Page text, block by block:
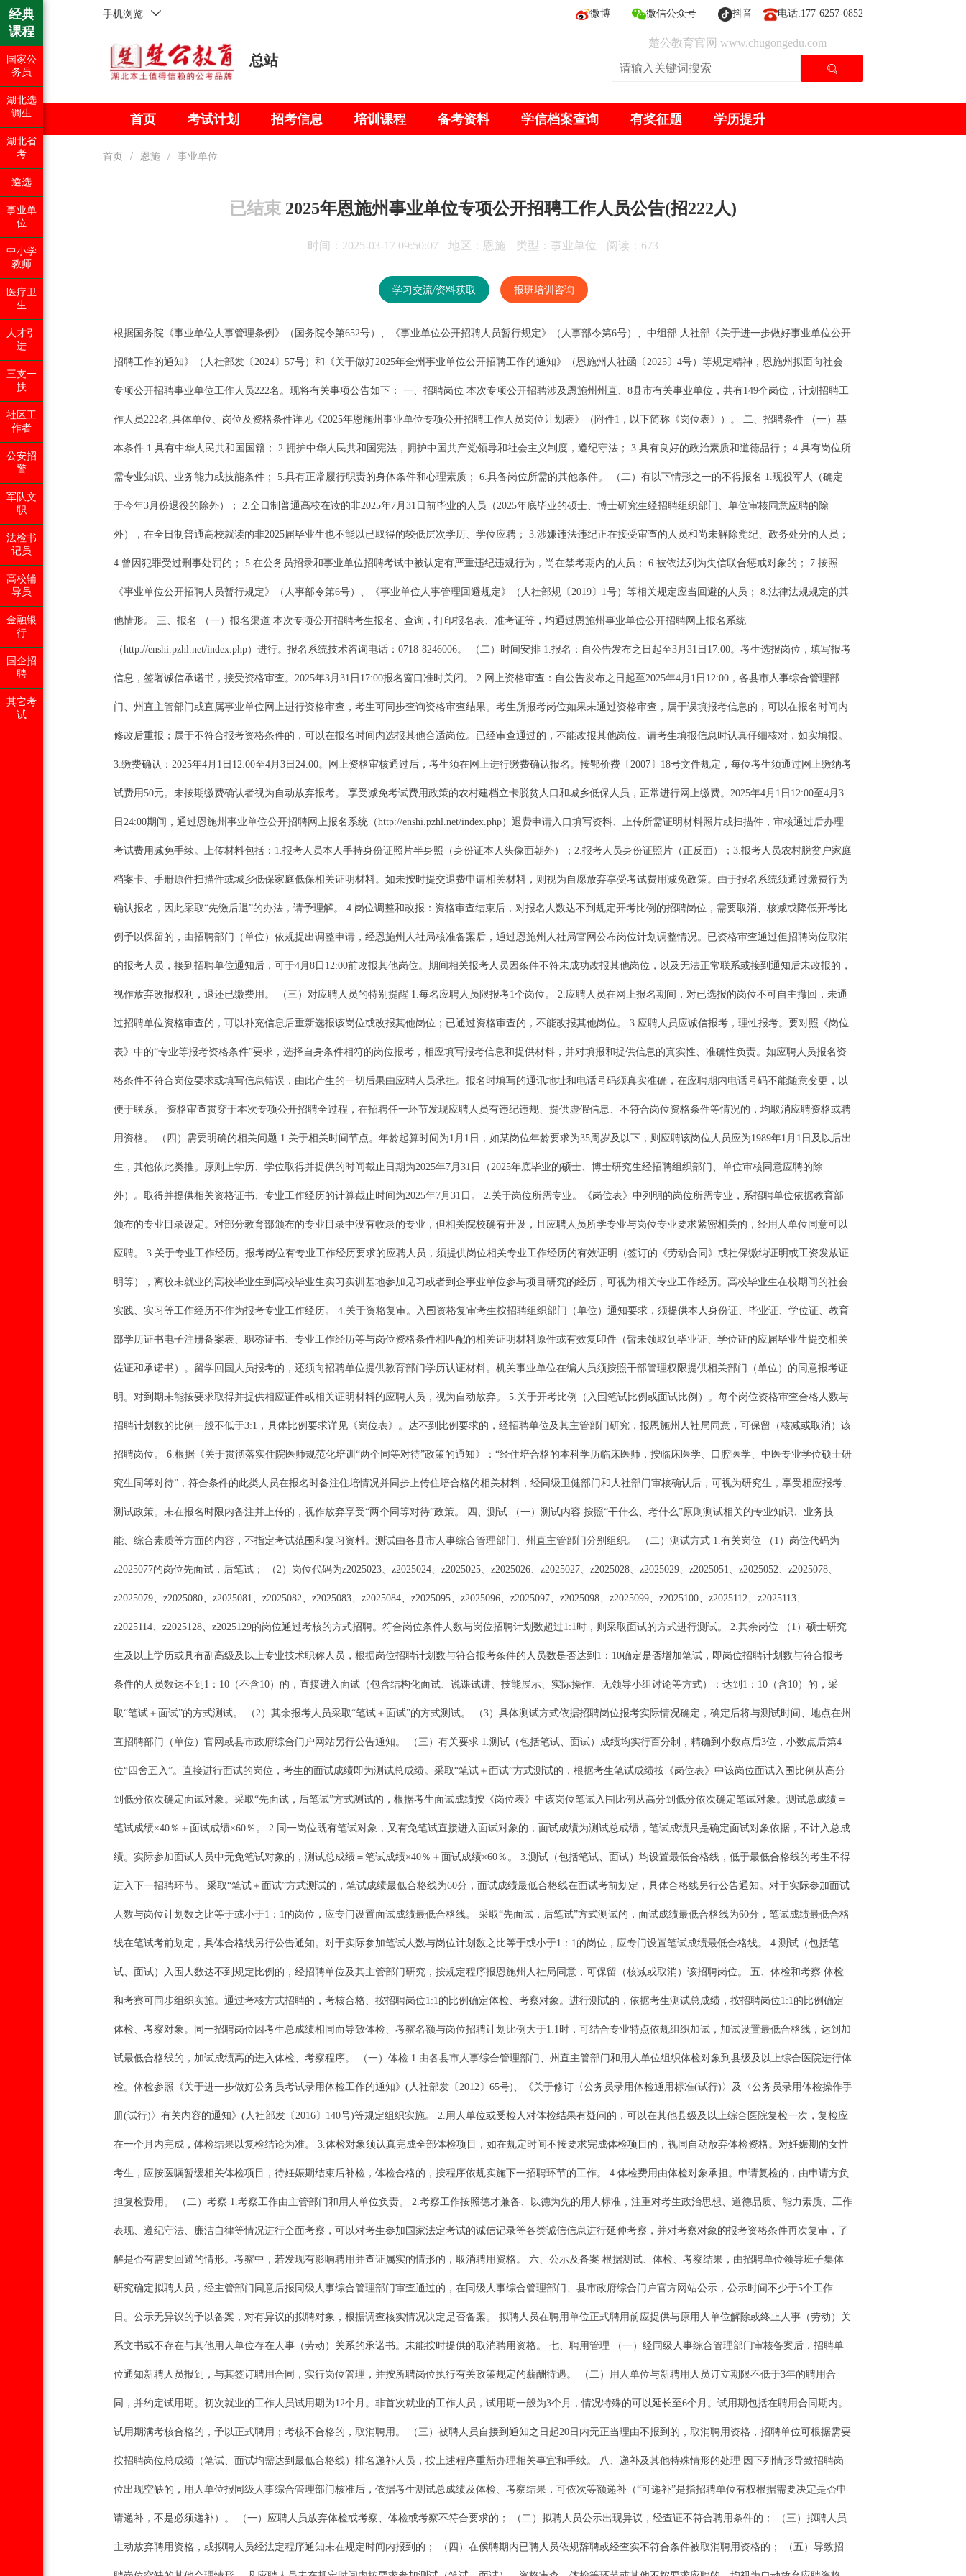
手机浏览 微博 微信公众号 抖音 电话:177-6257-0852
总站
楚公教育官网 www.chugongedu.com
首页 考试计划 招考信息 培训课程 备考资料 学信档案查询 有奖征题 学历提升
首页 / 恩施 / 事业单位
已结束 2025年恩施州事业单位专项公开招聘工作人员公告(招222人)
时间：2025-03-17 09:50:07 地区：恩施 类型：事业单位 阅读：673
学习交流/资料获取 报班培训咨询
根据国务院《事业单位人事管理条例》（国务院令第652号）、《事业单位公开招聘人员暂行规定》（人事部令第6号）、中组部 人社部《关于进一步做好事业单位公开
招聘工作的通知》（人社部发〔2024〕57号）和《关于做好2025年全州事业单位公开招聘工作的通知》（恩施州人社函〔2025〕4号）等规定精神，恩施州拟面向社会
专项公开招聘事业单位工作人员222名。现将有关事项公告如下： 一、招聘岗位 本次专项公开招聘涉及恩施州州直、8县市有关事业单位，共有149个岗位，计划招聘工
作人员222名,具体单位、岗位及资格条件详见《2025年恩施州事业单位专项公开招聘工作人员岗位计划表》（附件1，以下简称《岗位表》）。 二、招聘条件 （一）基
本条件 1.具有中华人民共和国国籍； 2.拥护中华人民共和国宪法，拥护中国共产党领导和社会主义制度，遵纪守法； 3.具有良好的政治素质和道德品行； 4.具有岗位所
需专业知识、业务能力或技能条件； 5.具有正常履行职责的身体条件和心理素质； 6.具备岗位所需的其他条件。 （二）有以下情形之一的不得报名 1.现役军人（确定
于今年3月份退役的除外）； 2.全日制普通高校在读的非2025年7月31日前毕业的人员（2025年底毕业的硕士、博士研究生经招聘组织部门、单位审核同意应聘的除
外），在全日制普通高校就读的非2025届毕业生也不能以已取得的较低层次学历、学位应聘； 3.涉嫌违法违纪正在接受审查的人员和尚未解除党纪、政务处分的人员；
4.曾因犯罪受过刑事处罚的； 5.在公务员招录和事业单位招聘考试中被认定有严重违纪违规行为，尚在禁考期内的人员； 6.被依法列为失信联合惩戒对象的； 7.按照
《事业单位公开招聘人员暂行规定》（人事部令第6号）、《事业单位人事管理回避规定》（人社部规〔2019〕1号）等相关规定应当回避的人员； 8.法律法规规定的其
他情形。 三、报名 （一）报名渠道 本次专项公开招聘考生报名、查询，打印报名表、准考证等，均通过恩施州事业单位公开招聘网上报名系统
（http://enshi.pzhl.net/index.php）进行。报名系统技术咨询电话：0718-8246006。 （二）时间安排 1.报名：自公告发布之日起至3月31日17:00。考生选报岗位，填写报考
信息，签署诚信承诺书，接受资格审查。2025年3月31日17:00报名窗口准时关闭。 2.网上资格审查：自公告发布之日起至2025年4月1日12:00，各县市人事综合管理部
门、州直主管部门或直属事业单位网上进行资格审查，考生可同步查询资格审查结果。考生所报考岗位如果未通过资格审查，属于误填报考信息的，可以在报名时间内
修改后重报；属于不符合报考资格条件的，可以在报名时间内选报其他合适岗位。已经审查通过的，不能改报其他岗位。请考生填报信息时认真仔细核对，如实填报。
3.缴费确认：2025年4月1日12:00至4月3日24:00。网上资格审核通过后，考生须在网上进行缴费确认报名。按鄂价费〔2007〕18号文件规定，每位考生须通过网上缴纳考
试费用50元。未按期缴费确认者视为自动放弃报考。 享受减免考试费用政策的农村建档立卡脱贫人口和城乡低保人员，正常进行网上缴费。2025年4月1日12:00至4月3
日24:00期间，通过恩施州事业单位公开招聘网上报名系统（http://enshi.pzhl.net/index.php）退费申请入口填写资料、上传所需证明材料照片或扫描件，审核通过后办理
考试费用减免手续。上传材料包括：1.报考人员本人手持身份证照片半身照（身份证本人头像面朝外）；2.报考人员身份证照片（正反面）；3.报考人员农村脱贫户家庭
档案卡、手册原件扫描件或城乡低保家庭低保相关证明材料。如未按时提交退费申请相关材料，则视为自愿放弃享受考试费用减免政策。由于报名系统须通过缴费行为
确认报名，因此采取“先缴后退”的办法，请予理解。 4.岗位调整和改报：资格审查结束后，对报名人数达不到规定开考比例的招聘岗位，需要取消、核减或降低开考比
例予以保留的，由招聘部门（单位）依规提出调整申请，经恩施州人社局核准备案后，通过恩施州人社局官网公布岗位计划调整情况。已资格审查通过但招聘岗位取消
的报考人员，接到招聘单位通知后，可于4月8日12:00前改报其他岗位。期间相关报考人员因条件不符未成功改报其他岗位，以及无法正常联系或接到通知后未改报的，
视作放弃改报权利，退还已缴费用。 （三）对应聘人员的特别提醒 1.每名应聘人员限报考1个岗位。 2.应聘人员在网上报名期间，对已选报的岗位不可自主撤回，未通
过招聘单位资格审查的，可以补充信息后重新选报该岗位或改报其他岗位；已通过资格审查的，不能改报其他岗位。 3.应聘人员应诚信报考，理性报考。要对照《岗位
表》中的“专业等报考资格条件”要求，选择自身条件相符的岗位报考，相应填写报考信息和提供材料，并对填报和提供信息的真实性、准确性负责。如应聘人员报名资
格条件不符合岗位要求或填写信息错误，由此产生的一切后果由应聘人员承担。报名时填写的通讯地址和电话号码须真实准确，在应聘期内电话号码不能随意变更，以
便于联系。 资格审查贯穿于本次专项公开招聘全过程，在招聘任一环节发现应聘人员有违纪违规、提供虚假信息、不符合岗位资格条件等情况的，均取消应聘资格或聘
用资格。 （四）需要明确的相关问题 1.关于相关时间节点。年龄起算时间为1月1日，如某岗位年龄要求为35周岁及以下，则应聘该岗位人员应为1989年1月1日及以后出
生，其他依此类推。原则上学历、学位取得并提供的时间截止日期为2025年7月31日（2025年底毕业的硕士、博士研究生经招聘组织部门、单位审核同意应聘的除
外）。取得并提供相关资格证书、专业工作经历的计算截止时间为2025年7月31日。 2.关于岗位所需专业。《岗位表》中列明的岗位所需专业，系招聘单位依据教育部
颁布的专业目录设定。对部分教育部颁布的专业目录中没有收录的专业，但相关院校确有开设，且应聘人员所学专业与岗位专业要求紧密相关的，经用人单位同意可以
应聘。 3.关于专业工作经历。报考岗位有专业工作经历要求的应聘人员，须提供岗位相关专业工作经历的有效证明（签订的《劳动合同》或社保缴纳证明或工资发放证
明等），离校未就业的高校毕业生到高校毕业生实习实训基地参加见习或者到企事业单位参与项目研究的经历，可视为相关专业工作经历。高校毕业生在校期间的社会
实践、实习等工作经历不作为报考专业工作经历。 4.关于资格复审。入围资格复审考生按招聘组织部门（单位）通知要求，须提供本人身份证、毕业证、学位证、教育
部学历证书电子注册备案表、职称证书、专业工作经历等与岗位资格条件相匹配的相关证明材料原件或有效复印件（暂未领取到毕业证、学位证的应届毕业生提交相关
佐证和承诺书）。留学回国人员报考的，还须向招聘单位提供教育部门学历认证材料。机关事业单位在编人员须按照干部管理权限提供相关部门（单位）的同意报考证
明。对到期未能按要求取得并提供相应证件或相关证明材料的应聘人员，视为自动放弃。 5.关于开考比例（入围笔试比例或面试比例）。每个岗位资格审查合格人数与
招聘计划数的比例一般不低于3:1，具体比例要求详见《岗位表》。达不到比例要求的，经招聘单位及其主管部门研究，报恩施州人社局同意，可保留（核减或取消）该
招聘岗位。 6.根据《关于贯彻落实住院医师规范化培训“两个同等对待”政策的通知》：“经住培合格的本科学历临床医师，按临床医学、口腔医学、中医专业学位硕士研
究生同等对待”，符合条件的此类人员在报名时备注住培情况并同步上传住培合格的相关材料，经同级卫健部门和人社部门审核确认后，可视为研究生，享受相应报考、
测试政策。未在报名时限内备注并上传的，视作放弃享受“两个同等对待”政策。 四、测试 （一）测试内容 按照“干什么、考什么”原则测试相关的专业知识、业务技
能、综合素质等方面的内容，不指定考试范围和复习资料。测试由各县市人事综合管理部门、州直主管部门分别组织。 （二）测试方式 1.有关岗位 （1）岗位代码为
z2025077的岗位先面试，后笔试； （2）岗位代码为z2025023、z2025024、z2025025、z2025026、z2025027、z2025028、z2025029、z2025051、z2025052、z2025078、
z2025079、z2025080、z2025081、z2025082、z2025083、z2025084、z2025095、z2025096、z2025097、z2025098、z2025099、z2025100、z2025112、z2025113、
z2025114、z2025128、z2025129的岗位通过考核的方式招聘。符合岗位条件人数与岗位招聘计划数超过1:1时，则采取面试的方式进行测试。 2.其余岗位 （1）硕士研究
生及以上学历或具有副高级及以上专业技术职称人员，根据岗位招聘计划数与符合报考条件的人员数是否达到1：10确定是否增加笔试，即岗位招聘计划数与符合报考
条件的人员数达不到1：10（不含10）的，直接进入面试（包含结构化面试、说课试讲、技能展示、实际操作、无领导小组讨论等方式）；达到1：10（含10）的，采
取“笔试＋面试”的方式测试。 （2）其余报考人员采取“笔试＋面试”的方式测试。 （3）具体测试方式依据招聘岗位报考实际情况确定，确定后将与测试时间、地点在州
直招聘部门（单位）官网或县市政府综合门户网站另行公告通知。 （三）有关要求 1.测试（包括笔试、面试）成绩均实行百分制，精确到小数点后3位，小数点后第4
位“四舍五入”。直接进行面试的岗位，考生的面试成绩即为测试总成绩。采取“笔试＋面试”方式测试的，根据考生笔试成绩按《岗位表》中该岗位面试入围比例从高分
到低分依次确定面试对象。采取“先面试，后笔试”方式测试的，根据考生面试成绩按《岗位表》中该岗位笔试入围比例从高分到低分依次确定笔试对象。测试总成绩＝
笔试成绩×40％＋面试成绩×60％。 2.同一岗位既有笔试对象，又有免笔试直接进入面试对象的，面试成绩为测试总成绩，笔试成绩只是确定面试对象依据，不计入总成
绩。实际参加面试人员中无免笔试对象的，测试总成绩＝笔试成绩×40％＋面试成绩×60％。 3.测试（包括笔试、面试）均设置最低合格线，低于最低合格线的考生不得
进入下一招聘环节。 采取“笔试＋面试”方式测试的，笔试成绩最低合格线为60分，面试成绩最低合格线在面试考前划定，具体合格线另行公告通知。对于实际参加面试
人数与岗位计划数之比等于或小于1：1的岗位，应专门设置面试成绩最低合格线。 采取“先面试，后笔试”方式测试的，面试成绩最低合格线为60分，笔试成绩最低合格
线在笔试考前划定，具体合格线另行公告通知。对于实际参加笔试人数与岗位计划数之比等于或小于1：1的岗位，应专门设置笔试成绩最低合格线。 4.测试（包括笔
试、面试）入围人数达不到规定比例的，经招聘单位及其主管部门研究，按规定程序报恩施州人社局同意，可保留（核减或取消）该招聘岗位。 五、体检和考察 体检
和考察可同步组织实施。通过考核方式招聘的，考核合格、按招聘岗位1:1的比例确定体检、考察对象。进行测试的，依据考生测试总成绩，按招聘岗位1:1的比例确定
体检、考察对象。同一招聘岗位因考生总成绩相同而导致体检、考察名额与岗位招聘计划比例大于1:1时，可结合专业特点依规组织加试，加试设置最低合格线，达到加
试最低合格线的，加试成绩高的进入体检、考察程序。 （一）体检 1.由各县市人事综合管理部门、州直主管部门和用人单位组织体检对象到县级及以上综合医院进行体
检。体检参照《关于进一步做好公务员考试录用体检工作的通知》(人社部发〔2012〕65号)、《关于修订〈公务员录用体检通用标准(试行)〉及〈公务员录用体检操作手
册(试行)〉有关内容的通知》(人社部发〔2016〕140号)等规定组织实施。 2.用人单位或受检人对体检结果有疑问的，可以在其他县级及以上综合医院复检一次，复检应
在一个月内完成，体检结果以复检结论为准。 3.体检对象须认真完成全部体检项目，如在规定时间不按要求完成体检项目的，视同自动放弃体检资格。对妊娠期的女性
考生，应按医嘱暂缓相关体检项目，待妊娠期结束后补检，体检合格的，按程序依规实施下一招聘环节的工作。 4.体检费用由体检对象承担。申请复检的，由申请方负
担复检费用。 （二）考察 1.考察工作由主管部门和用人单位负责。 2.考察工作按照德才兼备、以德为先的用人标准，注重对考生政治思想、道德品质、能力素质、工作
表现、遵纪守法、廉洁自律等情况进行全面考察，可以对考生参加国家法定考试的诚信记录等各类诚信信息进行延伸考察，并对考察对象的报考资格条件再次复审，了
解是否有需要回避的情形。考察中，若发现有影响聘用并查证属实的情形的，取消聘用资格。 六、公示及备案 根据测试、体检、考察结果，由招聘单位领导班子集体
研究确定拟聘人员，经主管部门同意后报同级人事综合管理部门审查通过的，在同级人事综合管理部门、县市政府综合门户官方网站公示，公示时间不少于5个工作
日。公示无异议的予以备案，对有异议的拟聘对象，根据调查核实情况决定是否备案。 拟聘人员在聘用单位正式聘用前应提供与原用人单位解除或终止人事（劳动）关
系文书或不存在与其他用人单位存在人事（劳动）关系的承诺书。未能按时提供的取消聘用资格。 七、聘用管理 （一）经同级人事综合管理部门审核备案后，招聘单
位通知新聘人员报到，与其签订聘用合同，实行岗位管理，并按所聘岗位执行有关政策规定的薪酬待遇。 （二）用人单位与新聘用人员订立期限不低于3年的聘用合
同，并约定试用期。初次就业的工作人员试用期为12个月。非首次就业的工作人员，试用期一般为3个月，情况特殊的可以延长至6个月。试用期包括在聘用合同期内。
试用期满考核合格的，予以正式聘用；考核不合格的，取消聘用。 （三）被聘人员自接到通知之日起20日内无正当理由不报到的，取消聘用资格，招聘单位可根据需要
按招聘岗位总成绩（笔试、面试均需达到最低合格线）排名递补人员，按上述程序重新办理相关事宜和手续。 八、递补及其他特殊情形的处理 因下列情形导致招聘岗
位出现空缺的，用人单位报同级人事综合管理部门核准后，依据考生测试总成绩及体检、考察结果，可依次等额递补（“可递补”是指招聘单位有权根据需要决定是否申
请递补，不是必须递补）。 （一）应聘人员放弃体检或考察、体检或考察不符合要求的； （二）拟聘人员公示出现异议，经查证不符合聘用条件的； （三）拟聘人员
主动放弃聘用资格，或拟聘人员经法定程序通知未在规定时间内报到的； （四）在侯聘期内已聘人员依规辞聘或经查实不符合条件被取消聘用资格的； （五）导致招
经典
课程
国家公
务员
湖北选
调生
湖北省
考
遴选
事业单
位
中小学
教师
医疗卫
生
人才引
进
三支一
扶
社区工
作者
公安招
警
军队文
职
法检书
记员
高校辅
导员
金融银
行
国企招
聘
其它考
试